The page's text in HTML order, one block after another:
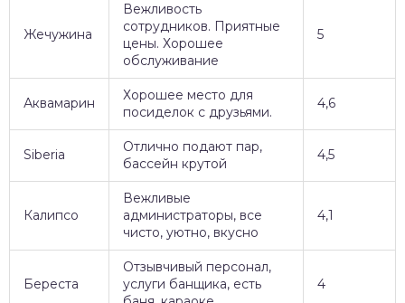
Жечужина
Вежливость
сотрудников. Приятные
цены. Хорошее
обслуживание
5
Аквамарин
Хорошее место для
посиделок с друзьями.
4,6
Siberia
Отлично подают пар,
бассейн крутой
4,5
Калипсо
Вежливые
администраторы, все
чисто, уютно, вкусно
4,1
Береста
Отзывчивый персонал,
услуги банщика, есть
4